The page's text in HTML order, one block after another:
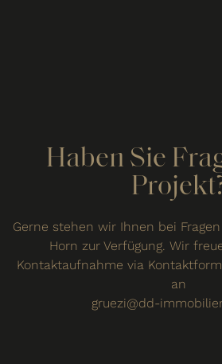
Haben Sie
Gerne stehen wir Ihnen bei
Horn zur Verfügung. Wir
Kontaktaufnahme via
an
gruezi@dd-